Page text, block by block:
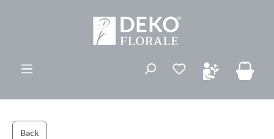
Du har 0
Back